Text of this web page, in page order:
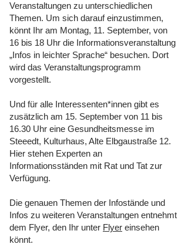
Veranstaltungen zu unterschiedlichen
Themen. Um sich darauf einzustimmen,
könnt Ihr am Montag, 11. September, von
16 bis 18 Uhr die Informationsveranstaltung
„Infos in leichter Sprache“ besuchen. Dort
wird das Veranstaltungsprogramm
vorgestellt.
Und für alle Interessenten*innen gibt es
zusätzlich am 15. September von 11 bis
16.30 Uhr eine Gesundheitsmesse im
Steeedt, Kulturhaus, Alte Elbgaustraße 12.
Hier stehen Experten an
Informationsständen mit Rat und Tat zur
Verfügung.
Die genauen Themen der Infostände und
Infos zu weiteren Veranstaltungen entnehmt
dem Flyer, den Ihr unter Flyer einsehen
könnt.